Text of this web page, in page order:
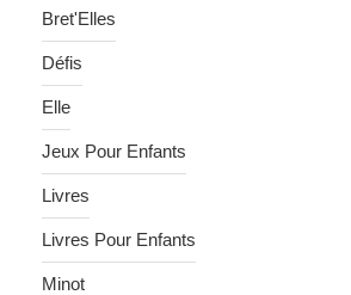
Bret'Elles
Défis
Elle
Jeux Pour Enfants
Livres
Livres Pour Enfants
Minot